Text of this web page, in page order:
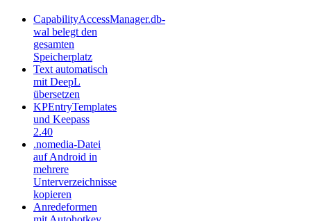
CapabilityAccessManager.db-
wal belegt den
gesamten
Speicherplatz
Text automatisch
mit DeepL
übersetzen
KPEntryTemplates
und Keepass
2.40
.nomedia-Datei
auf Android in
mehrere
Unterverzeichnisse
kopieren
Anredeformen